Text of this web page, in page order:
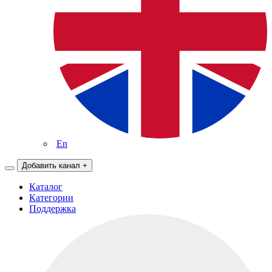
En
Добавить канал +
Каталог
Категории
Поддержка